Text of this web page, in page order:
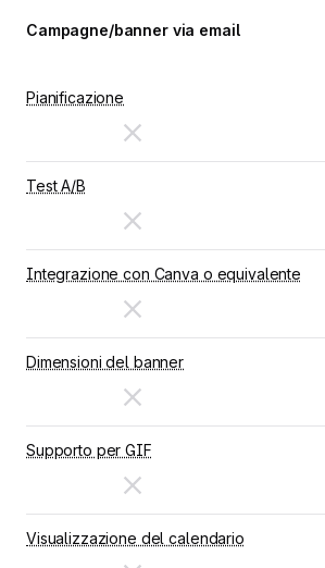
Campagne/banner via email
Pianificazione
Test A/B
Integrazione con Canva o equivalente
Dimensioni del banner
Supporto per GIF
Visualizzazione del calendario